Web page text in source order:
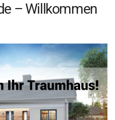
– Willkommen